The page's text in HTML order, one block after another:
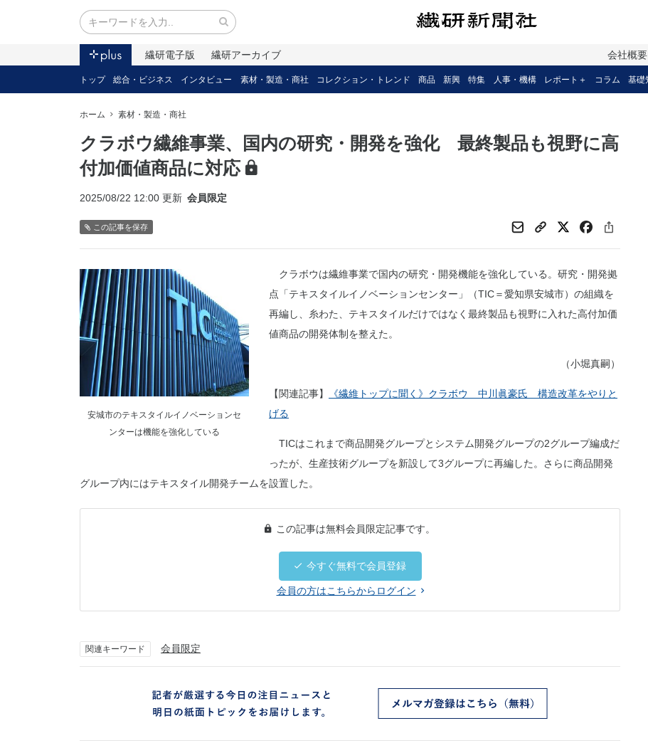
繊研電子版 繊研アーカイブ 会社概要
トップ 総合・ビジネス インタビュー 素材・製造・商社 コレクション・トレンド 商品 新興 特集 人事・機構 レポート＋ コラム 基礎
ホーム 素材・製造・商社
クラボウ繊維事業、国内の研究・開発を強化 最終製品も視野に高
付加価値商品に対応
2025/08/22 12:00 更新 会員限定
この記事を保存
安城市のテキスタイルイノベーションセ
ンターは機能を強化している
クラボウは繊維事業で国内の研究・開発機能を強化している。研究・開発拠
点「テキスタイルイノベーションセンター」（TIC＝愛知県安城市）の組織を
再編し、糸わた、テキスタイルだけではなく最終製品も視野に入れた高付加価
値商品の開発体制を整えた。
（小堀真嗣）
【関連記事】
《繊維トップに聞く》クラボウ 中川眞豪氏 構造改革をやりと
げる
TICはこれまで商品開発グループとシステム開発グループの2グループ編成だ
ったが、生産技術グループを新設して3グループに再編した。さらに商品開発
グループ内にはテキスタイル開発チームを設置した。
この記事は無料会員限定記事です。
今すぐ無料で会員登録
会員の方はこちらからログイン
関連キーワード 会員限定